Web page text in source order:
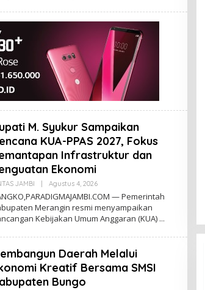
M. Syukur Sampaikan
KUA-PPAS 2027, Fokus
Infrastruktur dan
Ekonomi
JAMBI Agustus 4, 2026O
L
E
H
D
G
A
— Pemerintah
Merangin resmi menyampaikan
Kebijakan Umum Anggaran (KUA)
Daerah Melalui
Kreatif Bersama SMSI
Bungo